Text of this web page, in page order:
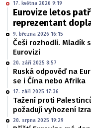
17. května 2026 9:19
Eurovize letos
reprezentant
9. března 2026 16:15
Češi rozhodli. Mladík
Eurovizi
20. září 2025 8:57
Ruská odpověď na
se i Čína nebo Afrika
17. září 2025 17:36
Tažení proti
požadují vyhození
20. srpna 2025 19:29